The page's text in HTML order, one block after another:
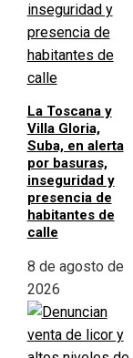
La Toscana y
Villa Gloria,
Suba, en alerta
por basuras,
inseguridad y
presencia de
habitantes de
calle
8 de agosto de
2026